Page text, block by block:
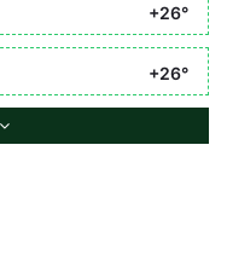
+26°
+26°